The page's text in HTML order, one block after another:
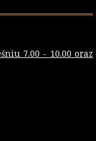
7.00 - 10.00 oraz